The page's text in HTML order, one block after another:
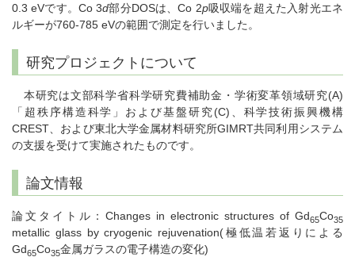
0.3 eVです。Co 3d部分DOSは、Co 2p吸収端を超えた入射光エネ
ルギーが760-785 eVの範囲で測定を行いました。
研究プロジェクトについて
本研究は文部科学省科学研究費補助金・学術変革領域研究(A)
「超秩序構造科学」および基盤研究(C)、科学技術振興機構
CREST、および東北大学金属材料研究所GIMRT共同利用システム
の支援を受けて実施されたものです。
論文情報
論文タイトル：Changes in electronic structures of Gd65Co35
metallic glass by cryogenic rejuvenation(極低温若返りによる
Gd65Co35金属ガラスの電子構造の変化)